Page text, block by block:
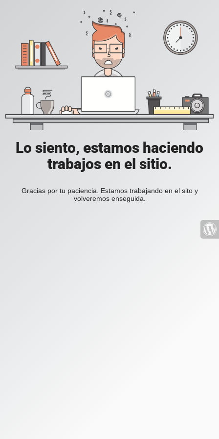
Lo siento, estamos haciendo
trabajos en el sitio.
Gracias por tu paciencia. Estamos trabajando en el sito y
volveremos enseguida.